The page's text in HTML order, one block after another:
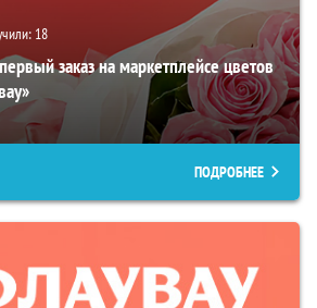
18
заказ на маркетплейсе цветов
ПОДРОБНЕЕ